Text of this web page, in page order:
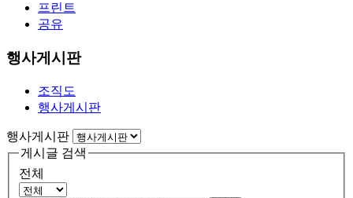
프린트
공유
행사게시판
조직도
행사게시판
행사게시판
게시글 검색
전체